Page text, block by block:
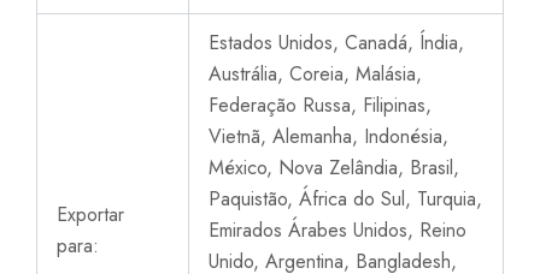
Exportar
para:
Estados Unidos, Canadá, Índia,
Austrália, Coreia, Malásia,
Federação Russa, Filipinas,
Vietnã, Alemanha, Indonésia,
México, Nova Zelândia, Brasil,
Paquistão, África do Sul, Turquia,
Emirados Árabes Unidos, Reino
Unido, Argentina, Bangladesh,